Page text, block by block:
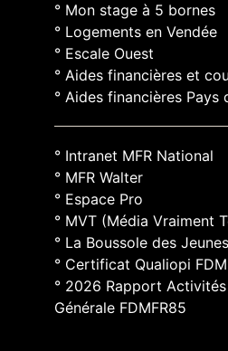
° Mon stage à 5 bornes
° Logements en Vendée
° Escale Ouest
° Aides financières et
° Aides financières Pays
° Intranet MFR National
° MFR Walter
° Espace Pro
° MVT (Média Vraiment
° La Boussole des Jeunes
° Certificat Qualiopi
° 2026 Rapport
Générale FDMFR85